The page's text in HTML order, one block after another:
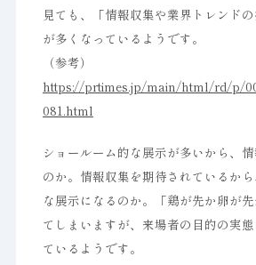
見ても、「情報収集や業界トレンド
が多くなっているようです。
（参考）
https://prtimes.jp/main/html/rd/p/
081.html
ショールーム的な展示が多いから、
のか。情報収集を期待されているか
な展示になるのか。「鶏が先か卵が
てしまいますが、来場者の目的の実
ているようです。